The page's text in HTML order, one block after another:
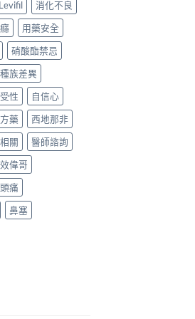
消化不良
用藥安全
硝酸酯禁忌
種族差異
性
自信心
藥
西地那非
關
醫師諮詢
偉哥
頭痛
鼻塞